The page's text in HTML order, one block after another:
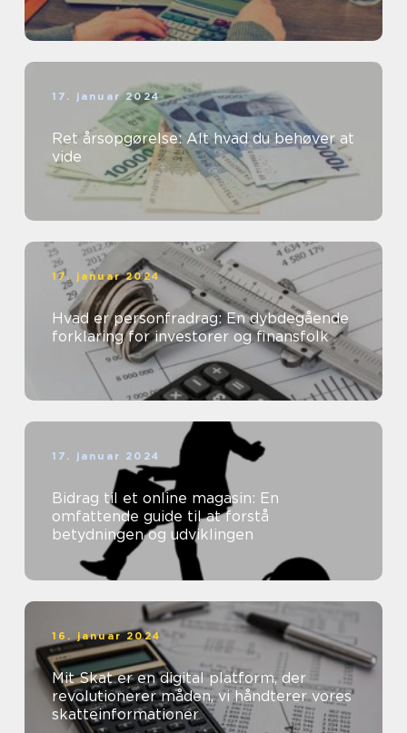
17. januar 2024
Ret årsopgørelse: Alt hvad du behøver at
vide
17. januar 2024
Hvad er personfradrag: En dybdegående
forklaring for investorer og finansfolk
17. januar 2024
Bidrag til et online magasin: En
omfattende guide til at forstå
betydningen og udviklingen
16. januar 2024
Mit Skat er en digital platform, der
revolutionerer måden, vi håndterer vores
skatteinformationer